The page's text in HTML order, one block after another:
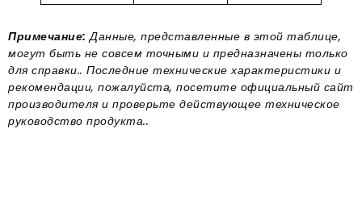
Примечание: Данные, представленные в этой таблице,
могут быть не совсем точными и предназначены только
для справки.. Последние технические характеристики и
рекомендации, пожалуйста, посетите официальный сайт
производителя и проверьте действующее техническое
руководство продукта..